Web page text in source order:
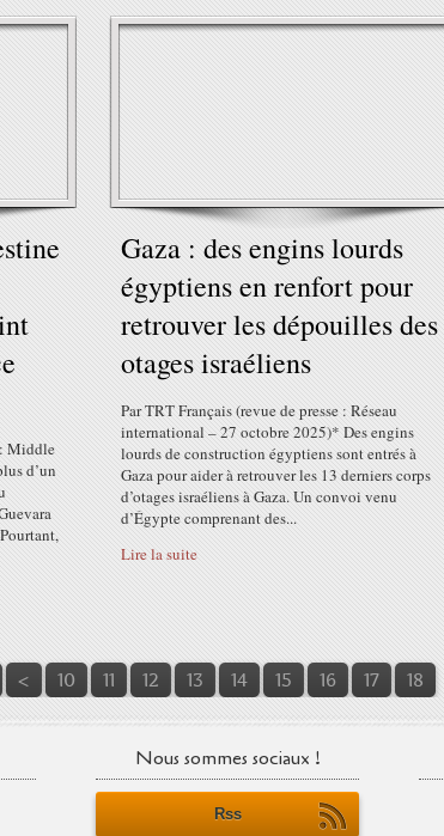
: Middle
d’un
Gaza : des engins lourds
égyptiens en renfort pour
retrouver les dépouilles des
otages israéliens
Par TRT Français (revue de presse : Réseau
international – 27 octobre 2025)* Des engins
lourds de construction égyptiens sont entrés à
Gaza pour aider à retrouver les 13 derniers corps
d’otages israéliens à Gaza. Un convoi venu
d’Égypte comprenant des...
Lire la suite
< 10 11 12 13 14 15 16 17 18
Nous sommes sociaux !
Rss